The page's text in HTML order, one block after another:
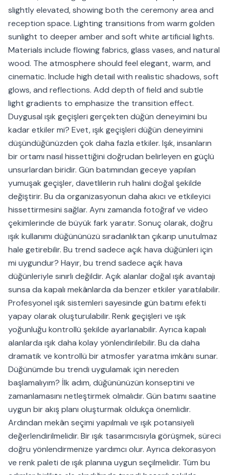
slightly elevated, showing both the ceremony area and
reception space. Lighting transitions from warm golden
sunlight to deeper amber and soft white artificial lights.
Materials include flowing fabrics, glass vases, and natural
wood. The atmosphere should feel elegant, warm, and
cinematic. Include high detail with realistic shadows, soft
glows, and reflections. Add depth of field and subtle
light gradients to emphasize the transition effect.
Duygusal ışık geçişleri gerçekten düğün deneyimini bu
kadar etkiler mi? Evet, ışık geçişleri düğün deneyimini
düşündüğünüzden çok daha fazla etkiler. Işık, insanların
bir ortamı nasıl hissettiğini doğrudan belirleyen en güçlü
unsurlardan biridir. Gün batımından geceye yapılan
yumuşak geçişler, davetlilerin ruh halini doğal şekilde
değiştirir. Bu da organizasyonun daha akıcı ve etkileyici
hissettirmesini sağlar. Aynı zamanda fotoğraf ve video
çekimlerinde de büyük fark yaratır. Sonuç olarak, doğru
ışık kullanımı düğününüzü sıradanlıktan çıkarıp unutulmaz
hale getirebilir. Bu trend sadece açık hava düğünleri için
mi uygundur? Hayır, bu trend sadece açık hava
düğünleriyle sınırlı değildir. Açık alanlar doğal ışık avantajı
sunsa da kapalı mekânlarda da benzer etkiler yaratılabilir.
Profesyonel ışık sistemleri sayesinde gün batımı efekti
yapay olarak oluşturulabilir. Renk geçişleri ve ışık
yoğunluğu kontrollü şekilde ayarlanabilir. Ayrıca kapalı
alanlarda ışık daha kolay yönlendirilebilir. Bu da daha
dramatik ve kontrollü bir atmosfer yaratma imkânı sunar.
Düğünümde bu trendi uygulamak için nereden
başlamalıyım? İlk adım, düğününüzün konseptini ve
zamanlamasını netleştirmek olmalıdır. Gün batımı saatine
uygun bir akış planı oluşturmak oldukça önemlidir.
Ardından mekân seçimi yapılmalı ve ışık potansiyeli
değerlendirilmelidir. Bir ışık tasarımcısıyla görüşmek, süreci
doğru yönlendirmenize yardımcı olur. Ayrıca dekorasyon
ve renk paleti de ışık planına uygun seçilmelidir. Tüm bu